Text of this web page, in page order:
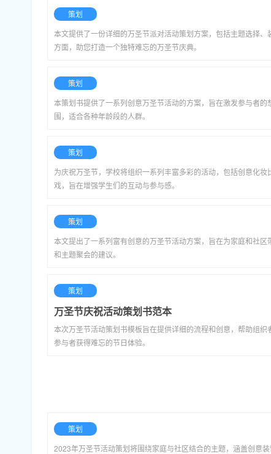
策划
本文提供了一份详细的万圣节派对活动策划方案，包括主题选择
方面，助您打造一个独特难忘的万圣节庆典。
策划
本策划书提供了一系列创意万圣节活动的方案，旨在激发参与者
围，适合各种年龄段的人群。
策划
为庆祝万圣节，学校将组织一系列丰富多彩的活动，包括创意化
戏，旨在增强学生们的互动与参与感。
策划
本文提出了一系列富有创意的万圣节活动方案，旨在为家庭和社
和主题聚会的建议。
策划
万圣节庆祝活动策划书范本
本次万圣节活动策划书模板旨在提供详细的流程和创意，帮助组
参与者获得难忘的节日体验。
策划
2023年万圣节活动策划将围绕家庭与社区结合的主题，涵盖创意装